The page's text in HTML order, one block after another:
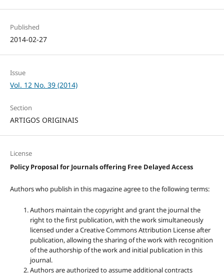
Published
2014-02-27
Issue
Vol. 12 No. 39 (2014)
Section
ARTIGOS ORIGINAIS
License
Policy Proposal for Journals offering Free Delayed Access
Authors who publish in this magazine agree to the following terms:
Authors maintain the copyright and grant the journal the
right to the first publication, with the work simultaneously
licensed under a Creative Commons Attribution License after
publication, allowing the sharing of the work with recognition
of the authorship of the work and initial publication in this
journal.
Authors are authorized to assume additional contracts